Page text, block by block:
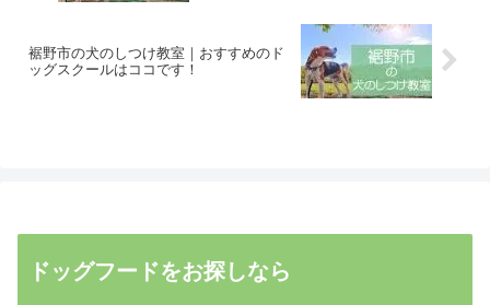
裾野市の犬のしつけ教室｜おすすめのド
ッグスクールはココです！
ドッグフードをお探しなら